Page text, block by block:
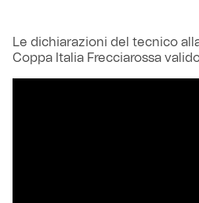
Le dichiarazioni del tecnico
Coppa Italia Frecciarossa